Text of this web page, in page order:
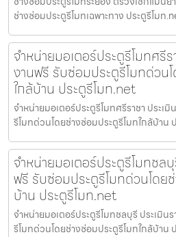
ช่างซ่อมประตูรีโมทเฉพาะทาง ประตูรีโมท
จำหน่ายมอเตอร์ประตูรีโมทศรี
งานฟรี รับซ่อมประตูรีโมทด่วน
ใกล้บ้าน ประตูรีโมท.net
จำหน่ายมอเตอร์ประตูรีโมทศรีราชา ประเ
รีโมทด่วนโดยช่างซ่อมประตูรีโมทใกล้บ้าน
จำหน่ายมอเตอร์ประตูรีโมทชล
ฟรี รับซ่อมประตูรีโมทด่วนโดย
บ้าน ประตูรีโมท.net
จำหน่ายมอเตอร์ประตูรีโมทชลบุรี ประเมิน
รีโมทด่วนโดยช่างซ่อมประตูรีโมทใกล้บ้าน